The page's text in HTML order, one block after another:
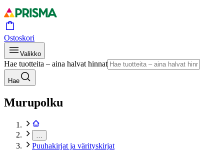
Ostoskori
Valikko
Hae tuotteita – aina halvat hinnat
Hae
Murupolku
Puuhakirjat ja värityskirjat